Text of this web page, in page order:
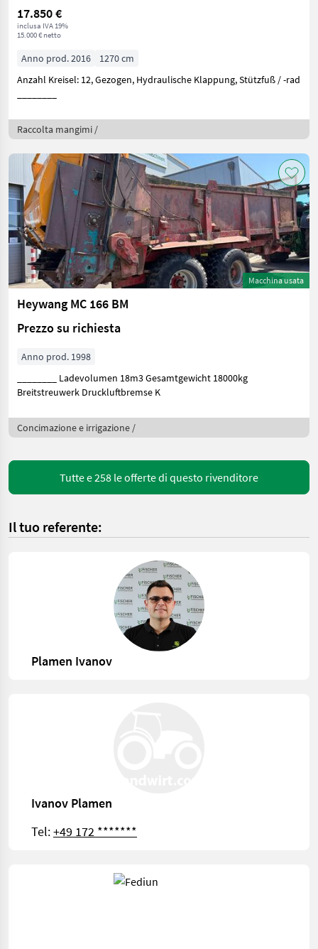
17.850 €
inclusa IVA 19%
15.000 € netto
Anno prod. 2016
1270 cm
Anzahl Kreisel: 12, Gezogen, Hydraulische Klappung, Stützfuß / -rad
Raccolta mangimi /
Macchina usata
Heywang MC 166 BM
Prezzo su richiesta
Anno prod. 1998
________ Ladevolumen 18m3 Gesamtgewicht 18000kg
Breitstreuwerk Druckluftbremse K
Concimazione e irrigazione /
Tutte e 258 le offerte di questo rivenditore
Il tuo referente:
Plamen Ivanov
Ivanov Plamen
Tel:+49 172 *******